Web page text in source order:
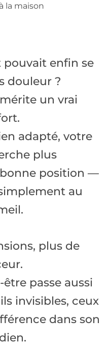
la maison
pouvait enfin se
douleur ?
un vrai
adapté, votre
plus
position —
au
plus de
passe aussi
invisibles, ceux
dans son